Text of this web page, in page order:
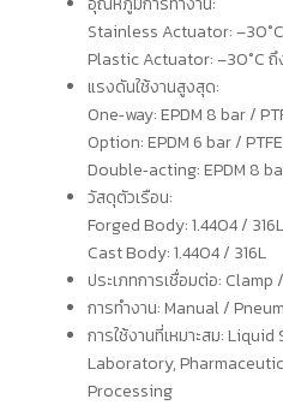
Stainless Actuator:
Plastic Actuator: –30°C ถึ
แรงดันใช้งานสูงสุด:
One‑way: EPDM 8 bar /
Option: EPDM 6 bar /
Double‑acting: EPDM 8
วัสดุตัวเรือน:
Forged Body: 1.4404 /
Cast Body: 1.4404 / 316L
ประเภทการเชื่อมต่อ:
การทำงาน: Manual /
การใช้งานที่เหมาะสม:
Laboratory,
Processing